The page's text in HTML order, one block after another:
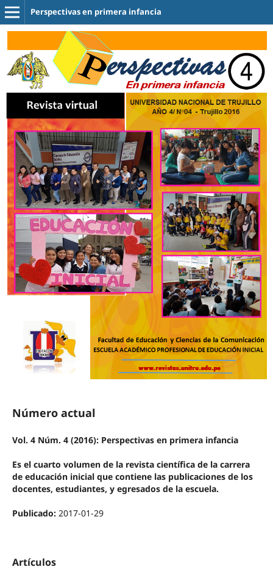
Perspectivas en primera infancia
Número actual
Vol. 4 Núm. 4 (2016): Perspectivas en primera infancia
Es el cuarto volumen de la revista científica de la carrera
de educación inicial que contiene las publicaciones de los
docentes, estudiantes, y egresados de la escuela.
Publicado: 2017-01-29
Artículos